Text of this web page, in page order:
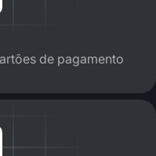
de pagamento